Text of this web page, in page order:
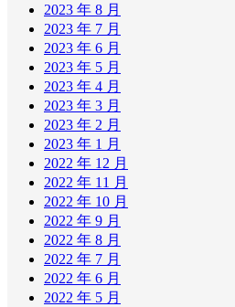
2023 年 8 月
2023 年 7 月
2023 年 6 月
2023 年 5 月
2023 年 4 月
2023 年 3 月
2023 年 2 月
2023 年 1 月
2022 年 12 月
2022 年 11 月
2022 年 10 月
2022 年 9 月
2022 年 8 月
2022 年 7 月
2022 年 6 月
2022 年 5 月